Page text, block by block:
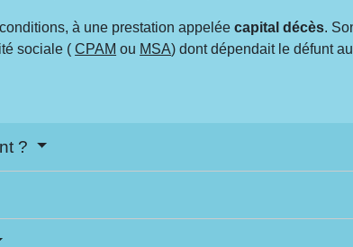
à une prestation appeléecapital décès.
sociale (CPAM ou MSA) dont dépendait le défunt
?